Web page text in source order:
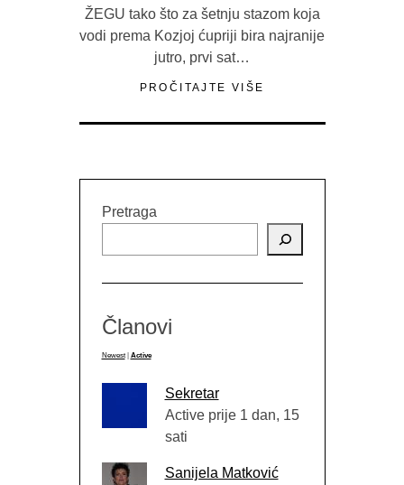
ŽEGU tako što za šetnju stazom koja
vodi prema Kozjoj ćupriji bira najranije
jutro, prvi sat…
PROČITAJTE VIŠE
Pretraga
Članovi
Newest Active
Sekretar
Active prije 1 dan, 15
sati
Sanijela Matković